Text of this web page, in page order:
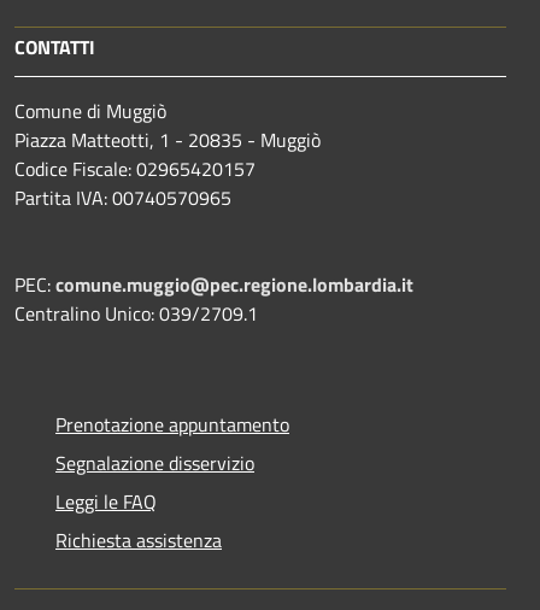
CONTATTI
Comune di Muggiò
Piazza Matteotti, 1 - 20835 - Muggiò
Codice Fiscale: 02965420157
Partita IVA: 00740570965
PEC:comune.muggio@pec.regione.lombardia.it
Centralino Unico: 039/2709.1
Prenotazione appuntamento
Segnalazione disservizio
Leggi le FAQ
Richiesta assistenza